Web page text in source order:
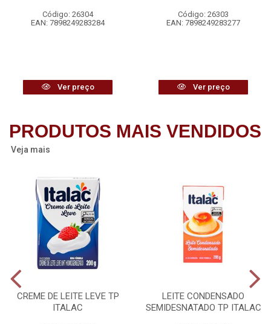
Código: 26304
EAN: 7898249283284
Ver preço
Código: 26303
EAN: 7898249283277
Ver preço
PRODUTOS MAIS VENDIDOS
Veja mais
CREME DE LEITE LEVE TP
ITALAC
LEITE CONDENSADO
SEMIDESNATADO TP ITALAC